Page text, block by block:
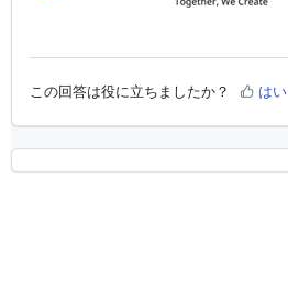
この回答は役に立ちましたか？ はい